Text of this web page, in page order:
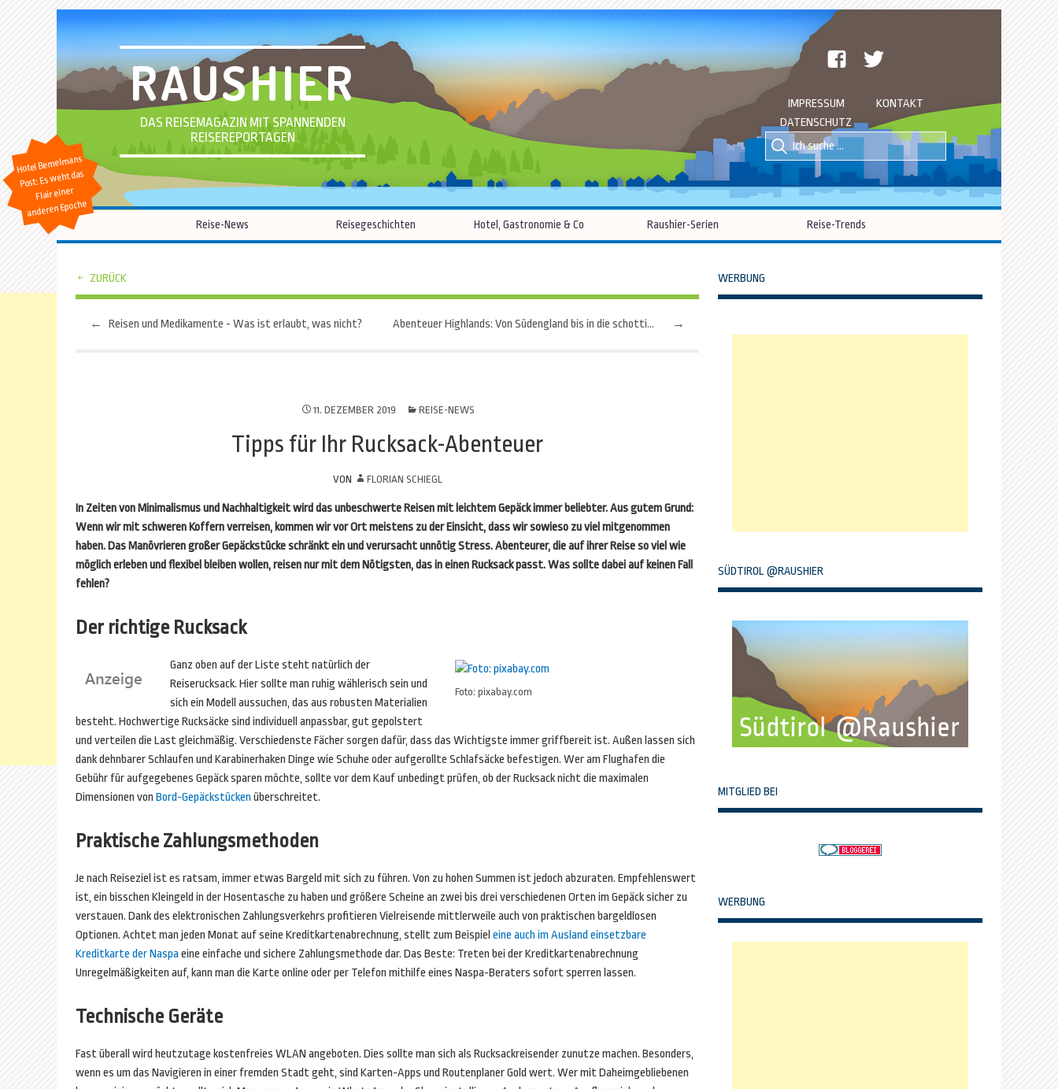
RAUSHIER
DAS REISEMAGAZIN MIT SPANNENDEN
REISEREPORTAGEN
facebook
IMPRESSUM
KONTAKT
DATENSCHUTZ
Suche
nach::
Suche
nach:
Hotel Bemelmans
Post: Es weht das
Flair einer
anderen Epoche
Reise-News Reisegeschichten Hotel, Gastronomie & Co Raushier-Serien Reise-Trends
ZURÜCK
Beitragsnavigation
← Reisen und Medikamente - Was ist erlaubt, was nicht? →
Abenteuer Highlands: Von Südengland bis in die schottischen Hügelwelten
11. DEZEMBER 2019 REISE-NEWS
Tipps für Ihr Rucksack-Abenteuer
VON FLORIAN SCHIEGL
In Zeiten von Minimalismus und Nachhaltigkeit wird das unbeschwerte Reisen mit leichtem Gepäck immer beliebter. Aus gutem Grund:
Wenn wir mit schweren Koffern verreisen, kommen wir vor Ort meistens zu der Einsicht, dass wir sowieso zu viel mitgenommen
haben. Das Manövrieren großer Gepäckstücke schränkt ein und verursacht unnötig Stress. Abenteurer, die auf ihrer Reise so viel wie
möglich erleben und flexibel bleiben wollen, reisen nur mit dem Nötigsten, das in einen Rucksack passt. Was sollte dabei auf keinen Fall
fehlen?
Der richtige Rucksack
Foto: pixabay.com
Ganz oben auf der Liste steht natürlich der
Reiserucksack. Hier sollte man ruhig wählerisch sein und
sich ein Modell aussuchen, das aus robusten Materialien
besteht. Hochwertige Rucksäcke sind individuell anpassbar, gut gepolstert
und verteilen die Last gleichmäßig. Verschiedenste Fächer sorgen dafür, dass das Wichtigste immer griffbereit ist. Außen lassen sich
dank dehnbarer Schlaufen und Karabinerhaken Dinge wie Schuhe oder aufgerollte Schlafsäcke befestigen. Wer am Flughafen die
Gebühr für aufgegebenes Gepäck sparen möchte, sollte vor dem Kauf unbedingt prüfen, ob der Rucksack nicht die maximalen
Dimensionen von Bord-Gepäckstücken überschreitet.
Praktische Zahlungsmethoden
Je nach Reiseziel ist es ratsam, immer etwas Bargeld mit sich zu führen. Von zu hohen Summen ist jedoch abzuraten. Empfehlenswert
ist, ein bisschen Kleingeld in der Hosentasche zu haben und größere Scheine an zwei bis drei verschiedenen Orten im Gepäck sicher zu
verstauen. Dank des elektronischen Zahlungsverkehrs profitieren Vielreisende mittlerweile auch von praktischen bargeldlosen
Optionen. Achtet man jeden Monat auf seine Kreditkartenabrechnung, stellt zum Beispiel eine auch im Ausland einsetzbare
Kreditkarte der Naspa eine einfache und sichere Zahlungsmethode dar. Das Beste: Treten bei der Kreditkartenabrechnung
Unregelmäßigkeiten auf, kann man die Karte online oder per Telefon mithilfe eines Naspa-Beraters sofort sperren lassen.
Technische Geräte
Fast überall wird heutzutage kostenfreies WLAN angeboten. Dies sollte man sich als Rucksackreisender zunutze machen. Besonders,
wenn es um das Navigieren in einer fremden Stadt geht, sind Karten-Apps und Routenplaner Gold wert. Wer mit Daheimgebliebenen
WERBUNG
SÜDTIROL @RAUSHIER
MITGLIED BEI
WERBUNG